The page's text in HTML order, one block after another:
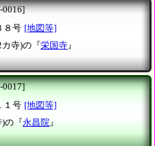
0016]
８号 [地図等]
寺)の『栄国寺』
0017]
１号 [地図等]
の『永昌院』